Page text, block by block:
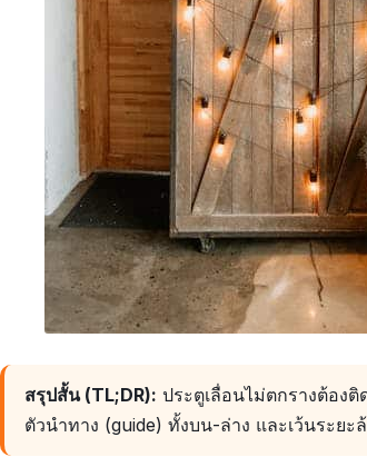
สรุปสั้น (TL;DR): ประตูเลื่อนไม่ตกรางต้อง
ตัวนำทาง (guide) ทั้งบน-ล่าง และเว้นระย